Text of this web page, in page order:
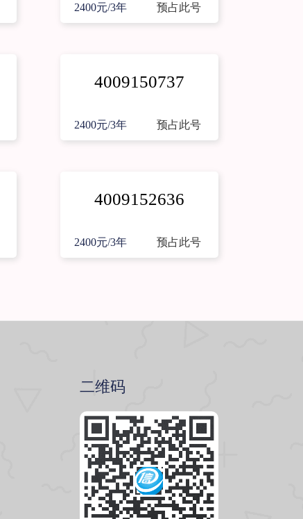
2400元/3年 预占此号
4009150737
2400元/3年 预占此号
4009152636
2400元/3年 预占此号
二维码